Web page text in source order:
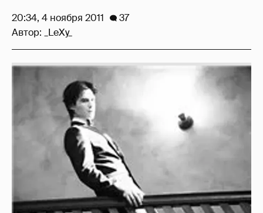
20:34, 4 ноября 2011
37
Автор:
_LeXy_